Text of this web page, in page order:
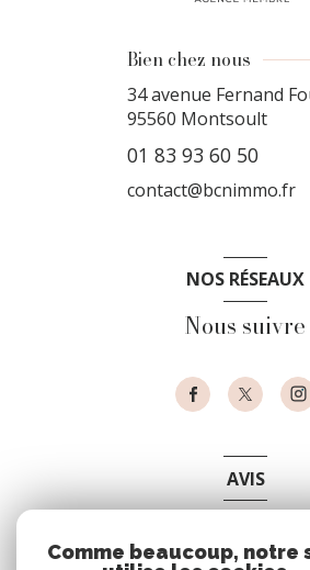
Bien chez nous
34 avenue Fernand
95560 Montsoult
01 83 93 60 50
contact@bcnimmo.fr
NOS RÉSEAUX
Nous suivre
AVIS
Comme beaucoup, notre